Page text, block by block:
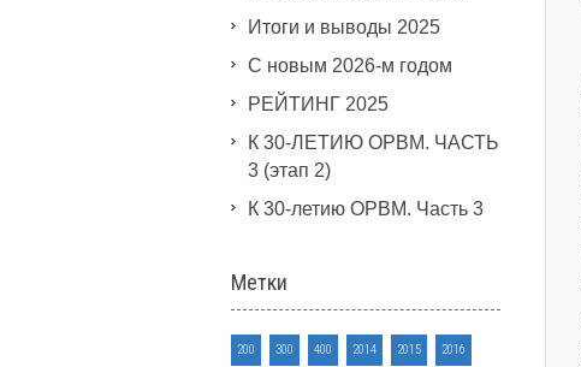
Итоги и выводы 2025
С новым 2026-м годом
РЕЙТИНГ 2025
К 30-ЛЕТИЮ ОРВМ. ЧАСТЬ
3 (этап 2)
К 30-летию ОРВМ. Часть 3
Метки
200 300 400 2014 2015 2016